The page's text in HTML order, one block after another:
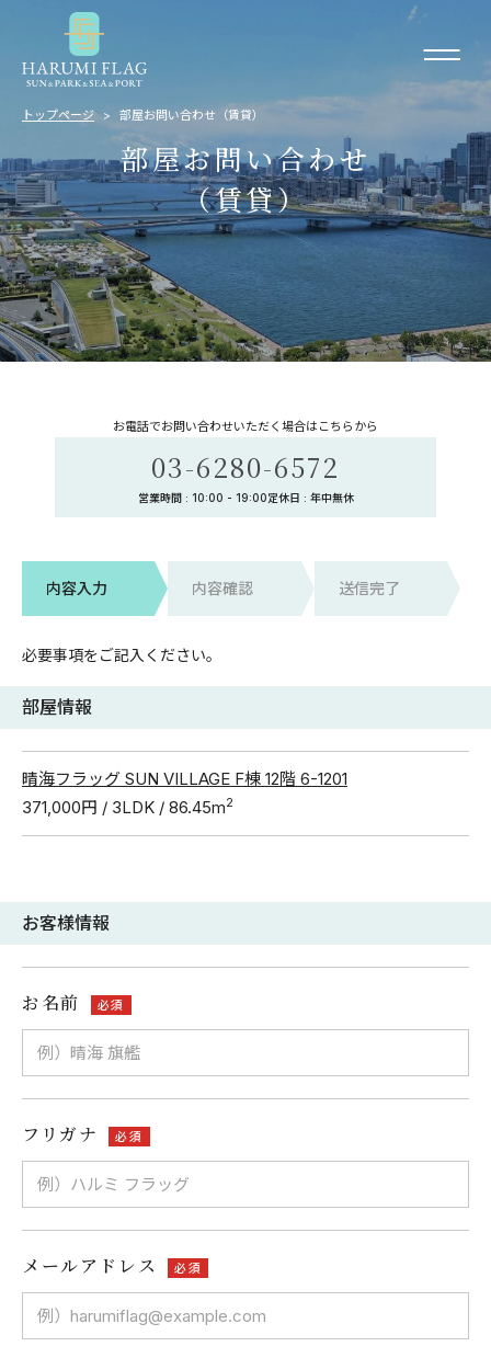
トップページ 部屋お問い合わせ（賃貸）
部屋お問い合わせ
（賃貸）
お電話でお問い合わせいただく場合はこちらから
03-6280-6572
営業時間 : 10:00 - 19:00定休日 : 年中無休
内容入力 内容確認 送信完了
必要事項をご記入ください。
部屋情報
晴海フラッグ SUN VILLAGE F棟 12階 6-1201
371,000円 / 3LDK / 86.45m2
お客様情報
お名前 必須
フリガナ 必須
メールアドレス 必須